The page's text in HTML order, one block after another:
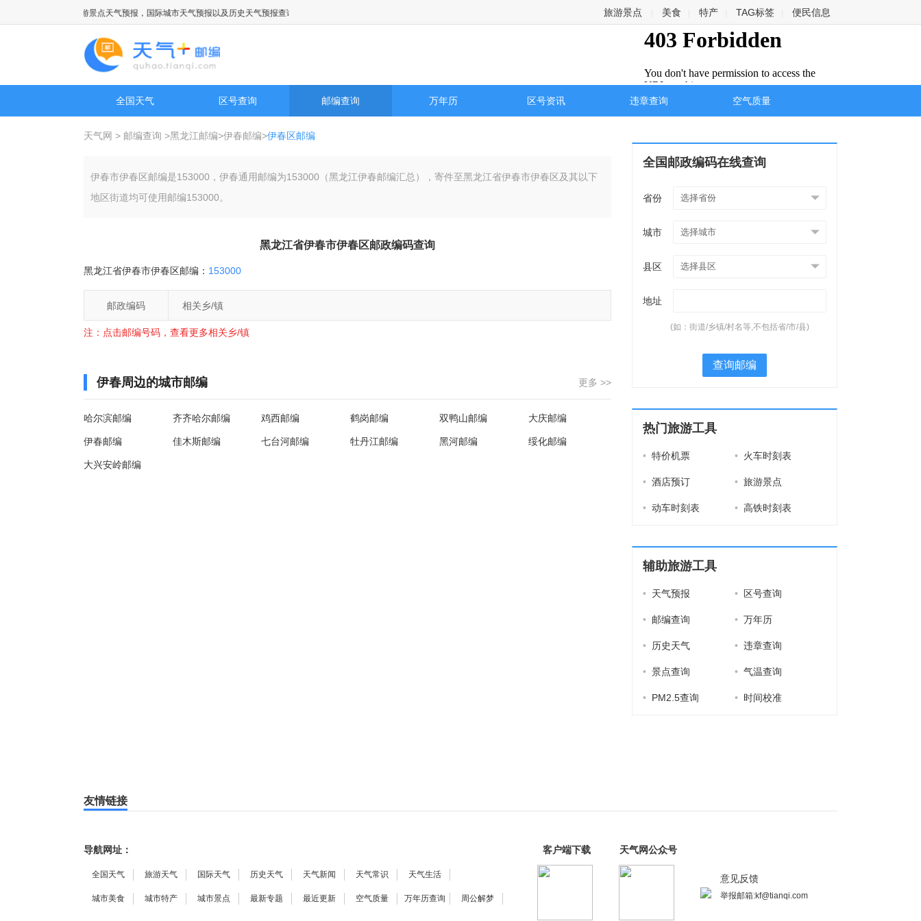
市天气预报，旅游景点天气预报，国际城市天气预报以及历史天气预报查询 旅游景点 美食 特产 TAG标签 便民信息
全国天气 区号查询 邮编查询 万年历 区号资讯 违章查询 空气质量
天气网 > 邮编查询 >黑龙江邮编>伊春邮编>伊春区邮编
伊春市伊春区邮编是153000，伊春通用邮编为153000（黑龙江伊春邮编汇总），寄件至黑龙江省伊春市伊春区及其以下
地区街道均可使用邮编153000。
黑龙江省伊春市伊春区邮政编码查询
黑龙江省伊春市伊春区邮编： 153000
邮政编码 相关乡/镇
注：点击邮编号码，查看更多相关乡/镇
伊春周边的城市邮编 更多 >>
哈尔滨邮编 齐齐哈尔邮编 鸡西邮编 鹤岗邮编 双鸭山邮编 大庆邮编
伊春邮编 佳木斯邮编 七台河邮编 牡丹江邮编 黑河邮编 绥化邮编
大兴安岭邮编
全国邮政编码在线查询
省份
城市
县区
地址
(如：街道/乡镇/村名等,不包括省/市/县)
查询邮编
热门旅游工具
• 特价机票 • 火车时刻表
• 酒店预订 • 旅游景点
• 动车时刻表 • 高铁时刻表
辅助旅游工具
• 天气预报 • 区号查询
• 邮编查询 • 万年历
• 历史天气 • 违章查询
• 景点查询 • 气温查询
• PM2.5查询 • 时间校准
友情链接
导航网址：
全国天气 旅游天气 国际天气 历史天气 天气新闻 天气常识 天气生活
城市美食 城市特产 城市景点 最新专题 最近更新 空气质量 万年历查询 周公解梦
客户端下载 天气网公众号
意见反馈
举报邮箱:kf@tianqi.com